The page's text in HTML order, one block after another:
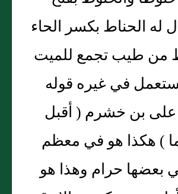
له الحناط بكسر الحاء
من طيب تجمع للميت
في غيره قوله
على بن خشرم ( أقبل
) هكذا هو في معظم
بعضها حرام وهذا هو